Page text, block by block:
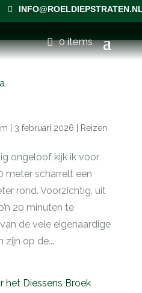
0 items
3 februari 2026 Reizen
ongeloof kijk ik voor
meter scharrelt een
rond. Voorzichtig, uit
20 minuten te
de vele eigenaardige
zijn op de...